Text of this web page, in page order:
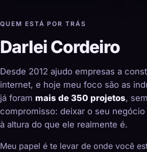
QUEM ESTÁ POR TRÁS
Darlei Cordeiro
Desde 2012 ajudo empresas a
internet, e hoje meu foco são as
já foram mais de 350 projetos,
compromisso: deixar o seu
à altura do que ele realmente é.
Meu papel é te levar de onde você